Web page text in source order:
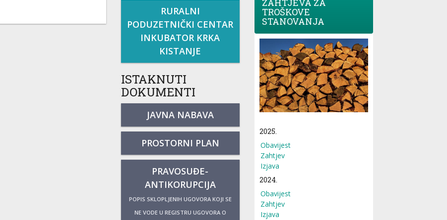
RURALNI
PODUZETNIČKI CENTAR
INKUBATOR KRKA
KISTANJE
ISTAKNUTI
DOKUMENTI
JAVNA NABAVA
PROSTORNI PLAN
PRAVOSUĐE-
ANTIKORUPCIJA
POPIS SKLOPLJENIH UGOVORA KOJI SE
NE VODE U REGISTRU UGOVORA O
TROŠKOVE
STANOVANJA
2025.
Obavijest
Zahtjev
Izjava
2024.
Obavijest
Zahtjev
Izjava